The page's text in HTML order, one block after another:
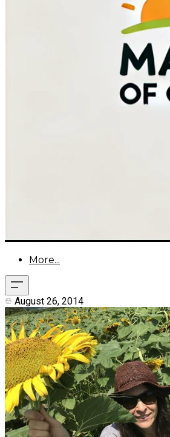
More...
August 26, 2014